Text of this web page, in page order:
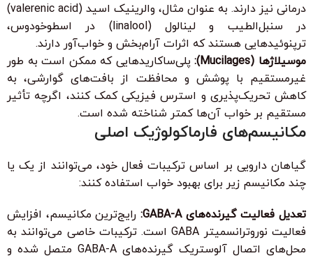
درمانی نیز دارند. به عنوان مثال، والرینیک اسید (valerenic acid)
در سنبل‌الطیب و لینالول (linalool) در اسطوخودوس،
ترپنوئیدهایی هستند که اثرات آرام‌بخش و خواب‌آور دارند.
موسیلاژها (Mucilages):
پلی‌ساکاریدهایی که ممکن است به طور
غیرمستقیم با پوشش و محافظت از بافت‌های گوارشی، به
کاهش تحریک‌پذیری و استرس فیزیکی کمک کنند، اگرچه تأثیر
مستقیم بر خواب آن‌ها کمتر شناخته شده است.
مکانیسم‌های فارماکولوژیک اصلی
گیاهان دارویی بر اساس ترکیبات فعال خود، می‌توانند از یک یا
چند مکانیسم زیر برای بهبود خواب استفاده کنند:
تعدیل فعالیت گیرنده‌های GABA-A:
رایج‌ترین مکانیسم، افزایش
فعالیت نوروترانسمیتر GABA است. ترکیبات خاصی می‌توانند به
محل‌های اتصال آلوستریک گیرنده‌های GABA-A متصل شده و